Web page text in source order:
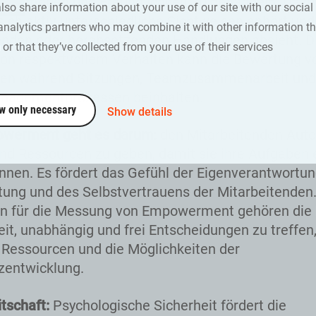
share information about your use of our site with our social
partners who may combine it with other information
that they’ve collected from your use of their services
only necessary Show details
aktiv unterschiedliche Sichtweisen anhört und
oder herabsetzenden Handlungen absieht.
beinhalten.
Es fördert das Gefühl der
und des Selbstvertrauens der
für die Messung von Empowerment gehören die
unabhängig und frei Entscheidungen zu
und die Möglichkeiten der
Psychologische Sicherheit fördert die